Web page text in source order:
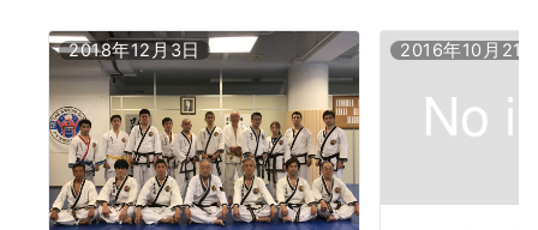
ン
2018年12月3日 2016年10月21